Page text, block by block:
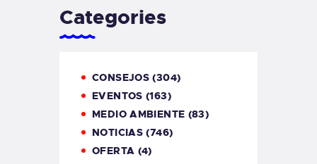
Categories
CONSEJOS (304)
EVENTOS (163)
MEDIO AMBIENTE (83)
NOTICIAS (746)
OFERTA (4)